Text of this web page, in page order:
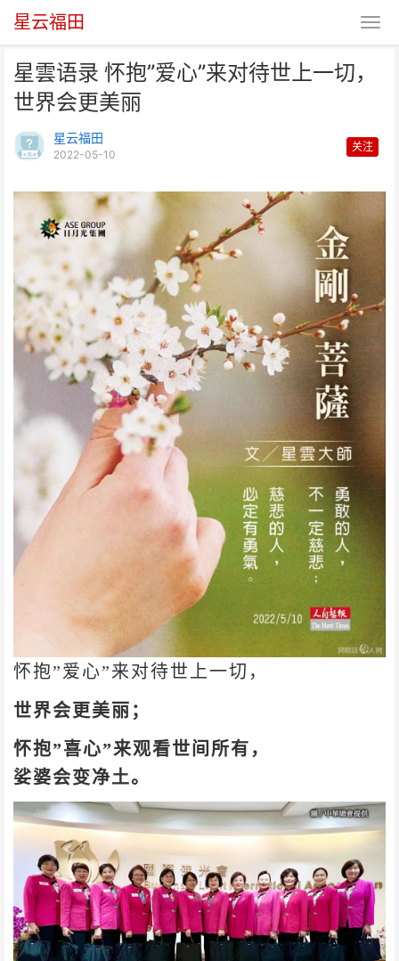
星云福田
星雲语录 怀抱”爱心”来对待世上一切，
世界会更美丽
星云福田
2022-05-10
关注
怀抱”爱心”来对待世上一切，
世界会更美丽；
怀抱”喜心”来观看世间所有，
娑婆会变净土。
星雲语录 怀抱”爱心”来对待世上
一切， 世界会更美丽